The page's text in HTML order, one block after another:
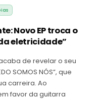
Novo EP troca o
eletricidade”
de revelar o seu
SOMOS NÓS”, que
carreira. Ao
favor da guitarra